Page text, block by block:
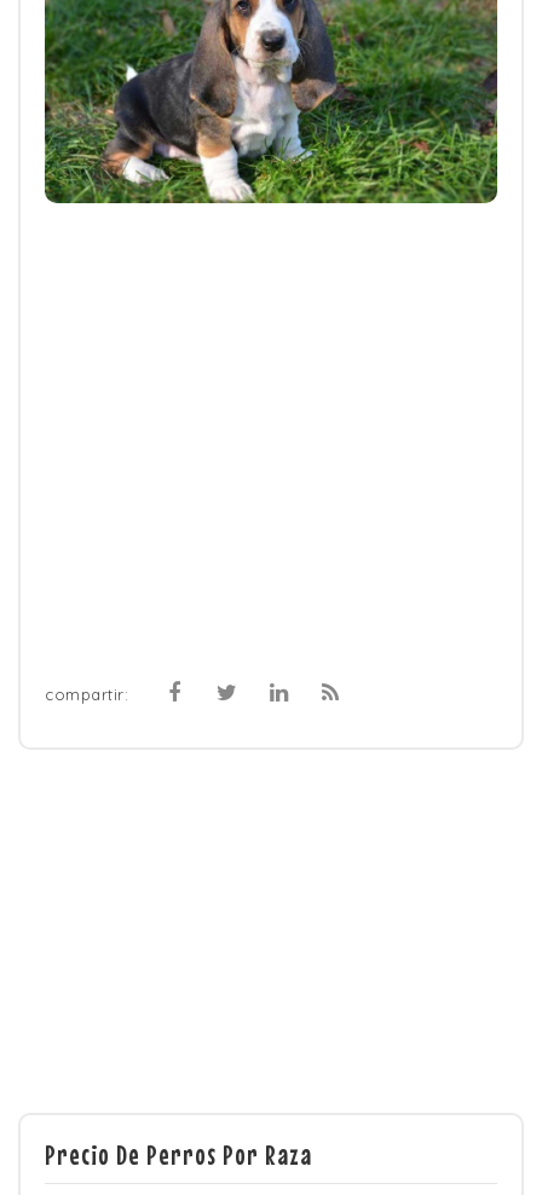
compartir:
Precio De Perros Por Raza